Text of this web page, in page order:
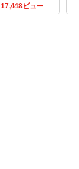
17,448ビュー